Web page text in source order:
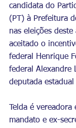
candidata do
(PT) à Prefeitura
nas eleições
aceitado o
federal Henrique
federal Alexandre
deputada estadual
Telda é vereadora
mandato e ex-